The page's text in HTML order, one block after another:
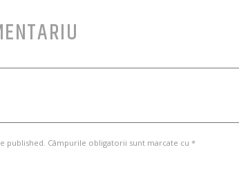
published. Câmpurile obligatorii sunt marcate cu *